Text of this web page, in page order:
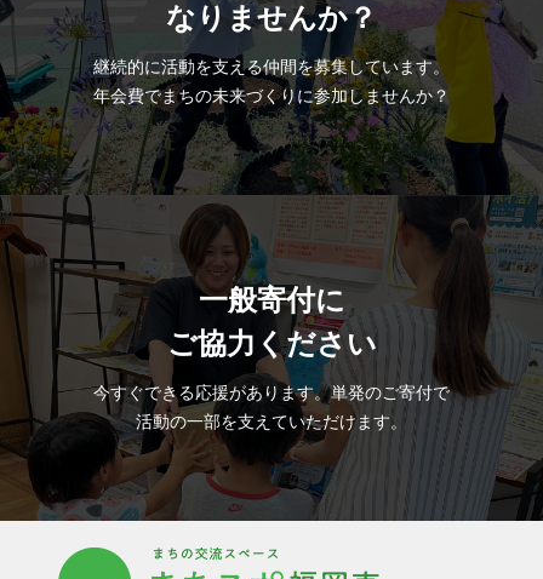
プライバシーポリシー
なりませんか？
継続的に活動を支える仲間を募集しています。
年会費でまちの未来づくりに参加しませんか？
一般寄付に
ご協力ください
今すぐできる応援があります。単発のご寄付で
活動の一部を支えていただけます。